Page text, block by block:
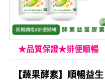
★品質保證★排便順暢
【蔬果酵素】順暢益生